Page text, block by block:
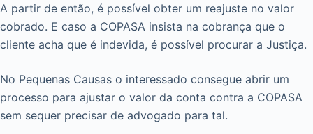
A partir de então, é possível obter um reajuste no valor
cobrado. E caso a COPASA insista na cobrança que o
cliente acha que é indevida, é possível procurar a Justiça.
No Pequenas Causas o interessado consegue abrir um
processo para ajustar o valor da conta contra a COPASA
sem sequer precisar de advogado para tal.